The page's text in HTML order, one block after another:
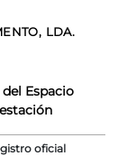
LDA.
Espacio
oficial